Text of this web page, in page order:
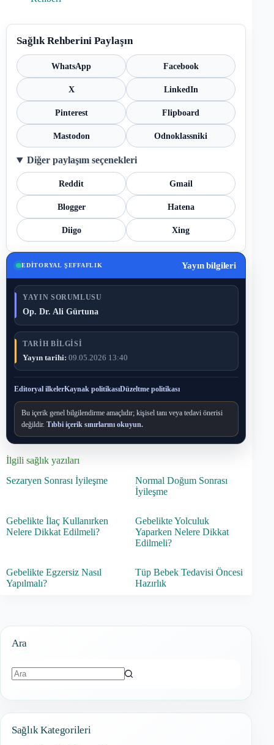
Sağlık Rehberini Paylaşın
WhatsApp Facebook
X LinkedIn
Pinterest Flipboard
Mastodon Odnoklassniki
Diğer paylaşım seçenekleri
Reddit Gmail
Blogger Hatena
Diigo Xing
EDITORYAL ŞEFFAFLIK Yayın bilgileri
YAYIN SORUMLUSU
Op. Dr. Ali Gürtuna
TARIH BILGISI
Yayın tarihi: 09.05.2026 13:40
Editoryal ilkelerKaynak politikasıDüzeltme politikası
Bu içerik genel bilgilendirme amaçlıdır; kişisel tanı veya tedavi önerisi
değildir. Tıbbi içerik sınırlarını okuyun.
İlgili sağlık yazıları
Sezaryen Sonrası İyileşme
Normal Doğum Sonrası
İyileşme
Gebelikte İlaç Kullanırken
Nelere Dikkat Edilmeli?
Gebelikte Yolculuk
Yaparken Nelere Dikkat
Edilmeli?
Gebelikte Egzersiz Nasıl
Yapılmalı?
Tüp Bebek Tedavisi Öncesi
Hazırlık
Ara
Sağlık Kategorileri